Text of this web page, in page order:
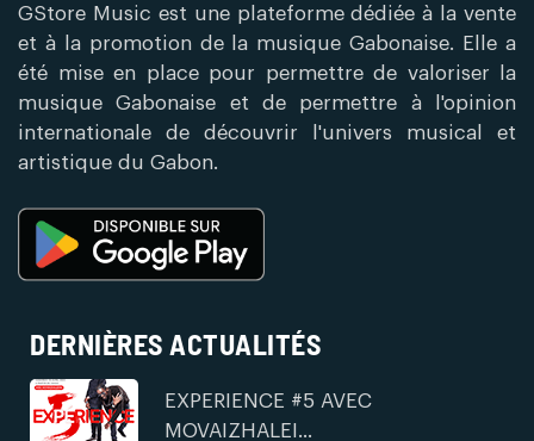
GStore Music est une plateforme dédiée à la vente
et à la promotion de la musique Gabonaise. Elle a
été mise en place pour permettre de valoriser la
musique Gabonaise et de permettre à l'opinion
internationale de découvrir l'univers musical et
artistique du Gabon.
DERNIÈRES ACTUALITÉS
EXPERIENCE #5 AVEC
MOVAIZHALEI...